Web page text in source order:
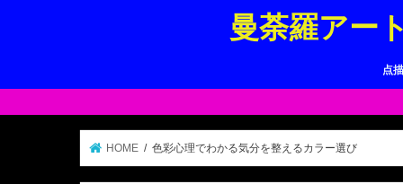
曼荼羅アー
点
HOME 色彩心理でわかる気分を整えるカラー選び